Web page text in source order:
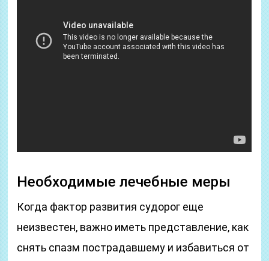
Необходимые лечебные меры
Когда фактор развития судорог еще
неизвестен, важно иметь представление, как
снять спазм пострадавшему и избавиться от